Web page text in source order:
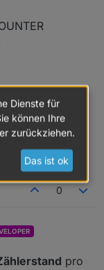
0
pro
Dienste für
können Ihre
zurückziehen.
Das ist ok